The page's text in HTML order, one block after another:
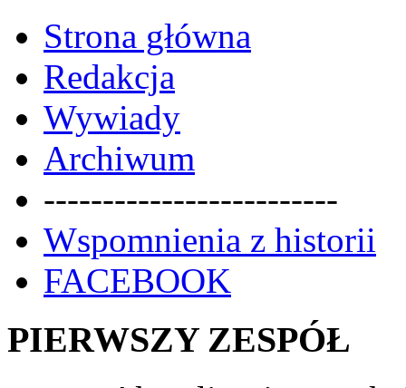
Strona główna
Redakcja
Wywiady
Archiwum
-------------------------
Wspomnienia z historii
FACEBOOK
PIERWSZY ZESPÓŁ